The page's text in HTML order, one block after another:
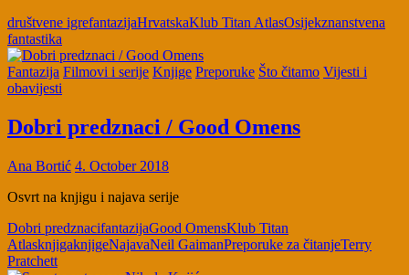
društvene igrefantazijaHrvatskaKlub Titan AtlasOsijekznanstvena
fantastika
Fantazija Filmovi i serije Knjige Preporuke Što čitamo Vijesti i
obavijesti
Dobri predznaci / Good Omens
Ana Bortić 4. October 2018
Osvrt na knjigu i najava serije
Dobri predznacifantazijaGood OmensKlub Titan
AtlasknjigaknjigeNajavaNeil GaimanPreporuke za čitanjeTerry
Pratchett